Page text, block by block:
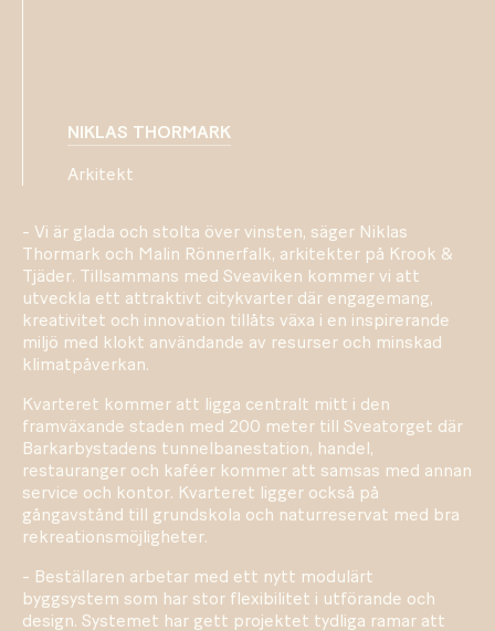
NIKLAS THORMARK
Arkitekt
- Vi är glada och stolta över vinsten, säger Niklas
Thormark och Malin Rönnerfalk, arkitekter på Krook &
Tjäder. Tillsammans med Sveaviken kommer vi att
utveckla ett attraktivt citykvarter där engagemang,
kreativitet och innovation tillåts växa i en inspirerande
miljö med klokt användande av resurser och minskad
klimatpåverkan.
Kvarteret kommer att ligga centralt mitt i den
framväxande staden med 200 meter till Sveatorget där
Barkarbystadens tunnelbanestation, handel,
restauranger och kaféer kommer att samsas med annan
service och kontor. Kvarteret ligger också på
gångavstånd till grundskola och naturreservat med bra
rekreationsmöjligheter.
- Beställaren arbetar med ett nytt modulärt
byggsystem som har stor flexibilitet i utförande och
design. Systemet har gett projektet tydliga ramar att